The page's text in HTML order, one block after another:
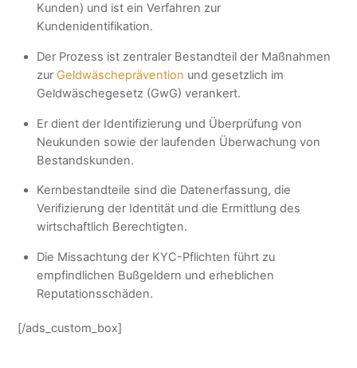
Kunden) und ist ein Verfahren zur
Kundenidentifikation.
Der Prozess ist zentraler Bestandteil der Maßnahmen
zur Geldwäscheprävention und gesetzlich im
Geldwäschegesetz (GwG) verankert.
Er dient der Identifizierung und Überprüfung von
Neukunden sowie der laufenden Überwachung von
Bestandskunden.
Kernbestandteile sind die Datenerfassung, die
Verifizierung der Identität und die Ermittlung des
wirtschaftlich Berechtigten.
Die Missachtung der KYC-Pflichten führt zu
empfindlichen Bußgeldern und erheblichen
Reputationsschäden.
[/ads_custom_box]